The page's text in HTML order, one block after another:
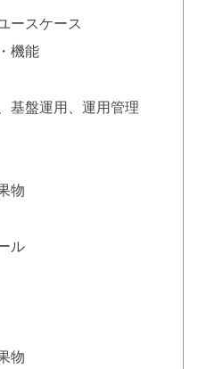
ースケース
機能
基盤運用、運用管理
物
ル
物